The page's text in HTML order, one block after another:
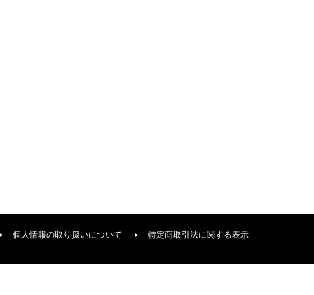
個人情報の取り扱いについて 特定商取引法に関する表示